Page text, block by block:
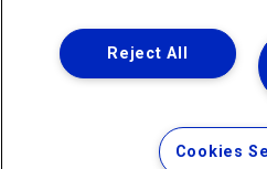
Uma empresa
Copyright ® 2026
Nossa natureza
Termos Gerais de Uso
Reject All
Cookies